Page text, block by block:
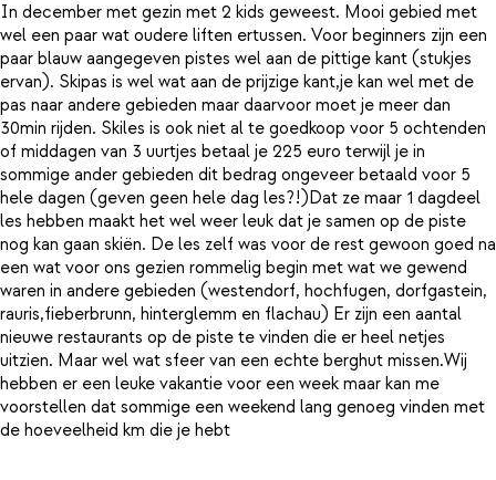
In december met gezin met 2 kids geweest. Mooi gebied met
wel een paar wat oudere liften ertussen. Voor beginners zijn een
paar blauw aangegeven pistes wel aan de pittige kant (stukjes
ervan). Skipas is wel wat aan de prijzige kant,je kan wel met de
pas naar andere gebieden maar daarvoor moet je meer dan
30min rijden. Skiles is ook niet al te goedkoop voor 5 ochtenden
of middagen van 3 uurtjes betaal je 225 euro terwijl je in
sommige ander gebieden dit bedrag ongeveer betaald voor 5
hele dagen (geven geen hele dag les?!)Dat ze maar 1 dagdeel
les hebben maakt het wel weer leuk dat je samen op de piste
nog kan gaan skiën. De les zelf was voor de rest gewoon goed na
een wat voor ons gezien rommelig begin met wat we gewend
waren in andere gebieden (westendorf, hochfugen, dorfgastein,
rauris,fieberbrunn, hinterglemm en flachau) Er zijn een aantal
nieuwe restaurants op de piste te vinden die er heel netjes
uitzien. Maar wel wat sfeer van een echte berghut missen.Wij
hebben er een leuke vakantie voor een week maar kan me
voorstellen dat sommige een weekend lang genoeg vinden met